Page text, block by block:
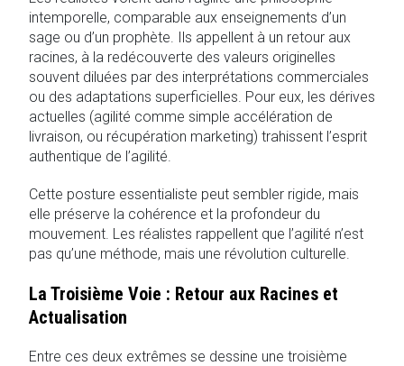
intemporelle, comparable aux enseignements d’un
sage ou d’un prophète. Ils appellent à un retour aux
racines, à la redécouverte des valeurs originelles
souvent diluées par des interprétations commerciales
ou des adaptations superficielles. Pour eux, les dérives
actuelles (agilité comme simple accélération de
livraison, ou récupération marketing) trahissent l’esprit
authentique de l’agilité.
Cette posture essentialiste peut sembler rigide, mais
elle préserve la cohérence et la profondeur du
mouvement. Les réalistes rappellent que l’agilité n’est
pas qu’une méthode, mais une révolution culturelle.
La Troisième Voie : Retour aux Racines et
Actualisation
Entre ces deux extrêmes se dessine une troisième